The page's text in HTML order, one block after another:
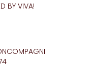
BY VIVA!